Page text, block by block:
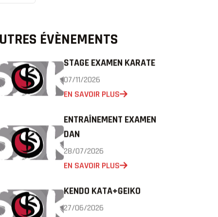
ÉVÈNEMENTS
STAGE EXAMEN KARATE
07/11/2026
EN SAVOIR PLUS
ENTRAÎNEMENT EXAMEN
DAN
28/07/2026
EN SAVOIR PLUS
KENDO KATA+GEIKO
27/06/2026